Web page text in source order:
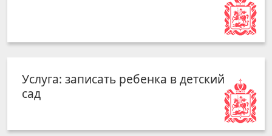
Услуга: записать ребенка в детский
сад